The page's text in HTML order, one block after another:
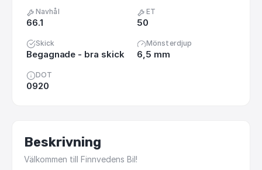
Navhål
66.1
ET
50
Skick
Begagnade - bra skick
Mönsterdjup
6,5 mm
DOT
0920
Beskrivning
Välkommen till Finnvedens Bil!